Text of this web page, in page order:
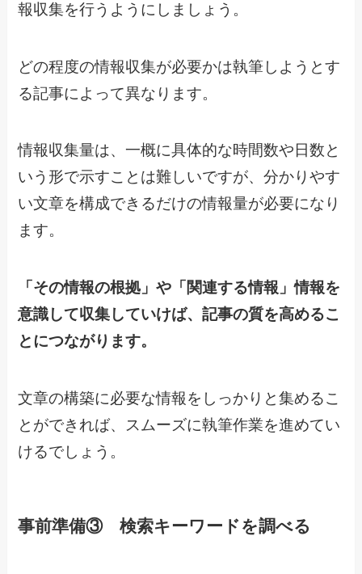
報収集を行うようにしましょう。
どの程度の情報収集が必要かは執筆しようとす
る記事によって異なります。
情報収集量は、一概に具体的な時間数や日数と
いう形で示すことは難しいですが、分かりやす
い文章を構成できるだけの情報量が必要になり
ます。
「その情報の根拠」や「関連する情報」情報を
意識して収集していけば、記事の質を高めるこ
とにつながります。
文章の構築に必要な情報をしっかりと集めるこ
とができれば、スムーズに執筆作業を進めてい
けるでしょう。
事前準備③ 検索キーワードを調べる